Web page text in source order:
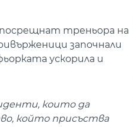
треньора на
започнали
ускорила и
които да
който присъства